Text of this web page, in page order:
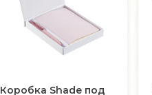
Коробка Shade под